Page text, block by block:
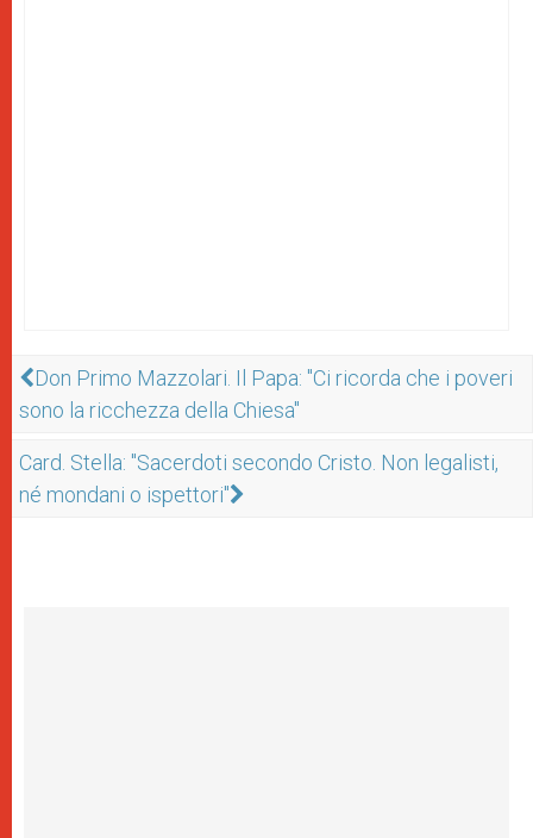
Don Primo Mazzolari. Il Papa: "Ci ricorda che i poveri
sono la ricchezza della Chiesa"
Card. Stella: "Sacerdoti secondo Cristo. Non legalisti,
né mondani o ispettori"